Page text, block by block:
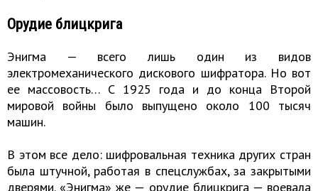
Орудие блицкрига
Энигма — всего лишь один из видов
электромеханического дискового шифратора. Но вот
ее массовость… С 1925 года и до конца Второй
мировой войны было выпущено около 100 тысяч
машин.
В этом все дело: шифровальная техника других стран
была штучной, работая в спецслужбах, за закрытыми
дверями. «Энигма» же — орудие блицкрига — воевала